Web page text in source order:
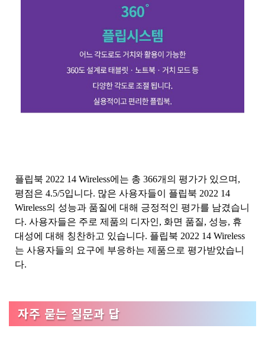
플립북 2022 14 Wireless에는 총 366개의 평가가 있으며,
평점은 4.5/5입니다. 많은 사용자들이 플립북 2022 14
Wireless의 성능과 품질에 대해 긍정적인 평가를 남겼습니
다. 사용자들은 주로 제품의 디자인, 화면 품질, 성능, 휴
대성에 대해 칭찬하고 있습니다. 플립북 2022 14 Wireless
는 사용자들의 요구에 부응하는 제품으로 평가받았습니
다.
자주 묻는 질문과 답